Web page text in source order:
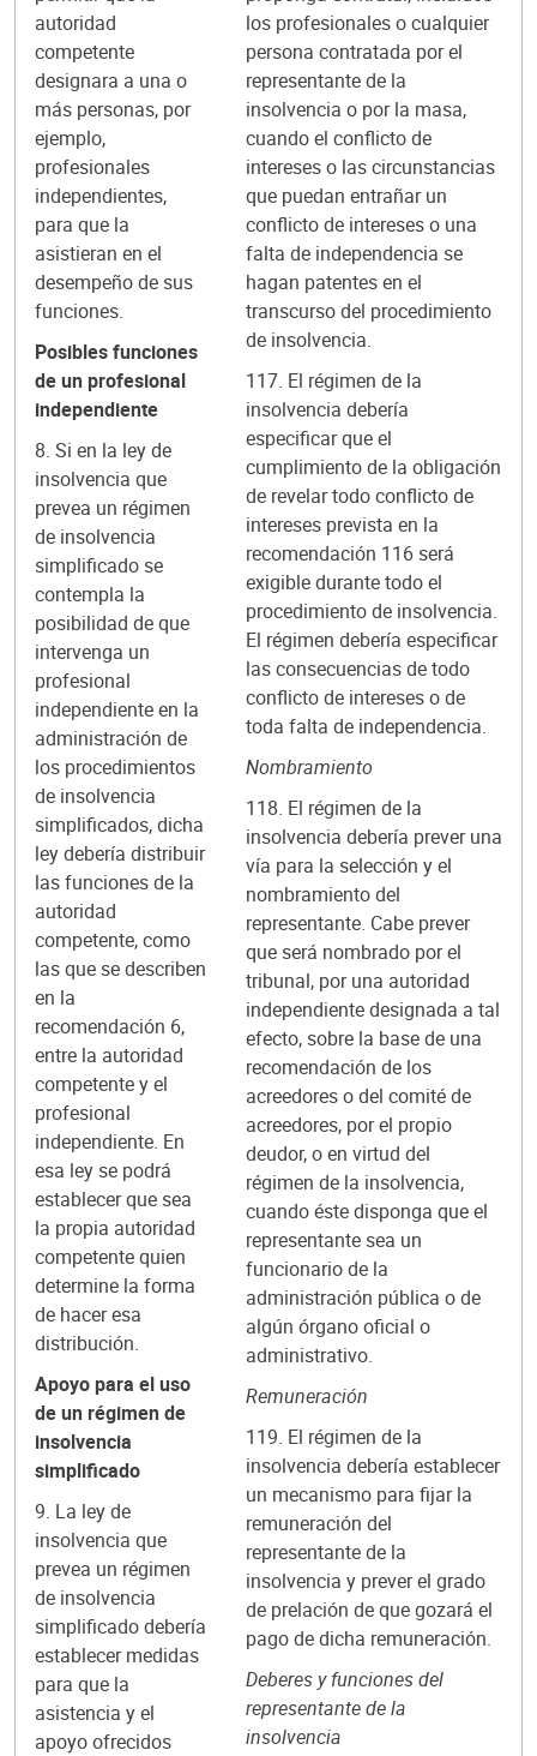
autoridad
competente
designara a una o
más personas, por
ejemplo,
profesionales
independientes,
para que la
asistieran en el
desempeño de sus
funciones.
Posibles funciones
de un profesional
independiente
8. Si en la ley de
insolvencia que
prevea un régimen
de insolvencia
simplificado se
contempla la
posibilidad de que
intervenga un
profesional
independiente en la
administración de
los procedimientos
de insolvencia
simplificados, dicha
ley debería distribuir
las funciones de la
autoridad
competente, como
las que se describen
en la
recomendación 6,
entre la autoridad
competente y el
profesional
independiente. En
esa ley se podrá
establecer que sea
la propia autoridad
competente quien
determine la forma
de hacer esa
distribución.
Apoyo para el uso
de un régimen de
insolvencia
simplificado
9. La ley de
insolvencia que
prevea un régimen
de insolvencia
simplificado debería
establecer medidas
para que la
asistencia y el
apoyo ofrecidos
los profesionales o cualquier
persona contratada por el
representante de la
insolvencia o por la masa,
cuando el conflicto de
intereses o las circunstancias
que puedan entrañar un
conflicto de intereses o una
falta de independencia se
hagan patentes en el
transcurso del procedimiento
de insolvencia.
117. El régimen de la
insolvencia debería
especificar que el
cumplimiento de la obligación
de revelar todo conflicto de
intereses prevista en la
recomendación 116 será
exigible durante todo el
procedimiento de insolvencia.
El régimen debería especificar
las consecuencias de todo
conflicto de intereses o de
toda falta de independencia.
Nombramiento
118. El régimen de la
insolvencia debería prever una
vía para la selección y el
nombramiento del
representante. Cabe prever
que será nombrado por el
tribunal, por una autoridad
independiente designada a tal
efecto, sobre la base de una
recomendación de los
acreedores o del comité de
acreedores, por el propio
deudor, o en virtud del
régimen de la insolvencia,
cuando éste disponga que el
representante sea un
funcionario de la
administración pública o de
algún órgano oficial o
administrativo.
Remuneración
119. El régimen de la
insolvencia debería establecer
un mecanismo para fijar la
remuneración del
representante de la
insolvencia y prever el grado
de prelación de que gozará el
pago de dicha remuneración.
Deberes y funciones del
representante de la
insolvencia